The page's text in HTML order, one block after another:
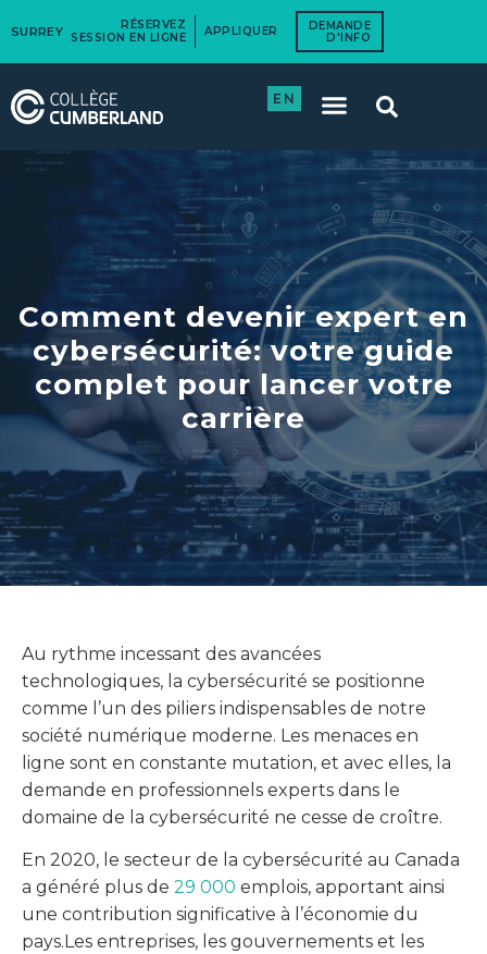
SURREY
RÉSERVEZ
SESSION EN LIGNE
APPLIQUER
DEMANDE
D'INFO
EN
Comment devenir expert en
cybersécurité: votre guide
complet pour lancer votre
carrière
Au rythme incessant des avancées
technologiques, la cybersécurité se positionne
comme l’un des piliers indispensables de notre
société numérique moderne. Les menaces en
ligne sont en constante mutation, et avec elles, la
demande en professionnels experts dans le
domaine de la cybersécurité ne cesse de croître.
En 2020, le secteur de la cybersécurité au Canada
a généré plus de 29 000 emplois, apportant ainsi
une contribution significative à l’économie du
pays.Les entreprises, les gouvernements et les